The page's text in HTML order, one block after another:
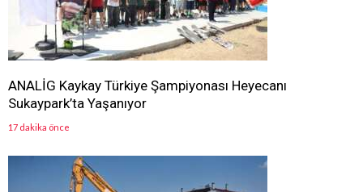
ANALİG Kaykay Türkiye Şampiyonası Heyecanı
Sukaypark’ta Yaşanıyor
17 dakika önce